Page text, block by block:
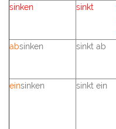
sinken sinkt
absinken sinkt ab
einsinken sinkt ein